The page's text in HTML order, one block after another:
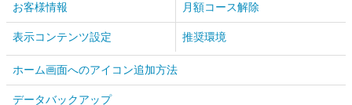
お客様情報 月額コース解除
表示コンテンツ設定 推奨環境
ホーム画面へのアイコン追加方法
データバックアップ